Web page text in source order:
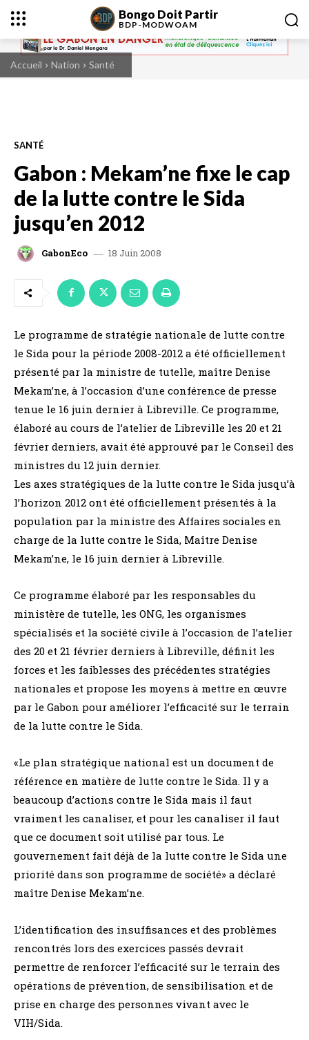
Bongo Doit Partir
BDP-MODWOAM
Accueil Nation Santé
SANTÉ
Gabon : Mekam’ne fixe le cap
de la lutte contre le Sida
jusqu’en 2012
GabonEco 18 Juin 2008
Le programme de stratégie nationale de lutte contre
le Sida pour la période 2008-2012 a été officiellement
présenté par la ministre de tutelle, maître Denise
Mekam’ne, à l’occasion d’une conférence de presse
tenue le 16 juin dernier à Libreville. Ce programme,
élaboré au cours de l’atelier de Libreville les 20 et 21
février derniers, avait été approuvé par le Conseil des
ministres du 12 juin dernier.
Les axes stratégiques de la lutte contre le Sida jusqu’à
l’horizon 2012 ont été officiellement présentés à la
population par la ministre des Affaires sociales en
charge de la lutte contre le Sida, Maître Denise
Mekam’ne, le 16 juin dernier à Libreville.
Ce programme élaboré par les responsables du
ministère de tutelle, les ONG, les organismes
spécialisés et la société civile à l’occasion de l’atelier
des 20 et 21 février derniers à Libreville, définit les
forces et les faiblesses des précédentes stratégies
nationales et propose les moyens à mettre en œuvre
par le Gabon pour améliorer l’efficacité sur le terrain
de la lutte contre le Sida.
«Le plan stratégique national est un document de
référence en matière de lutte contre le Sida. Il y a
beaucoup d’actions contre le Sida mais il faut
vraiment les canaliser, et pour les canaliser il faut
que ce document soit utilisé par tous. Le
gouvernement fait déjà de la lutte contre le Sida une
priorité dans son programme de société» a déclaré
maître Denise Mekam’ne.
L’identification des insuffisances et des problèmes
rencontrés lors des exercices passés devrait
permettre de renforcer l’efficacité sur le terrain des
opérations de prévention, de sensibilisation et de
prise en charge des personnes vivant avec le
VIH/Sida.